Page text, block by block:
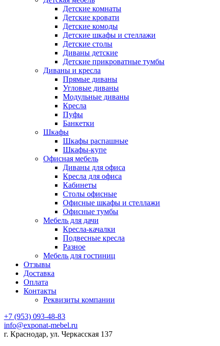
Детские комнаты
Детские кровати
Детские комоды
Детские шкафы и стеллажи
Детские столы
Диваны детские
Детские прикроватные тумбы
Диваны и кресла
Прямые диваны
Угловые диваны
Модульные диваны
Кресла
Пуфы
Банкетки
Шкафы
Шкафы распашные
Шкафы-купе
Офисная мебель
Диваны для офиса
Кресла для офиса
Кабинеты
Столы офисные
Офисные шкафы и стеллажи
Офисные тумбы
Мебель для дачи
Кресла-качалки
Подвесные кресла
Разное
Мебель для гостиниц
Отзывы
Доставка
Оплата
Контакты
Реквизиты компании
+7 (953) 093-48-83
info@exponat-mebel.ru
г. Краснодар, ул. Черкасская 137